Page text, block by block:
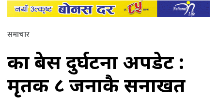
समाचार
काभ्रे बस दुर्घटना अपडेट :
मृतक ८ जनाकै सनाखत